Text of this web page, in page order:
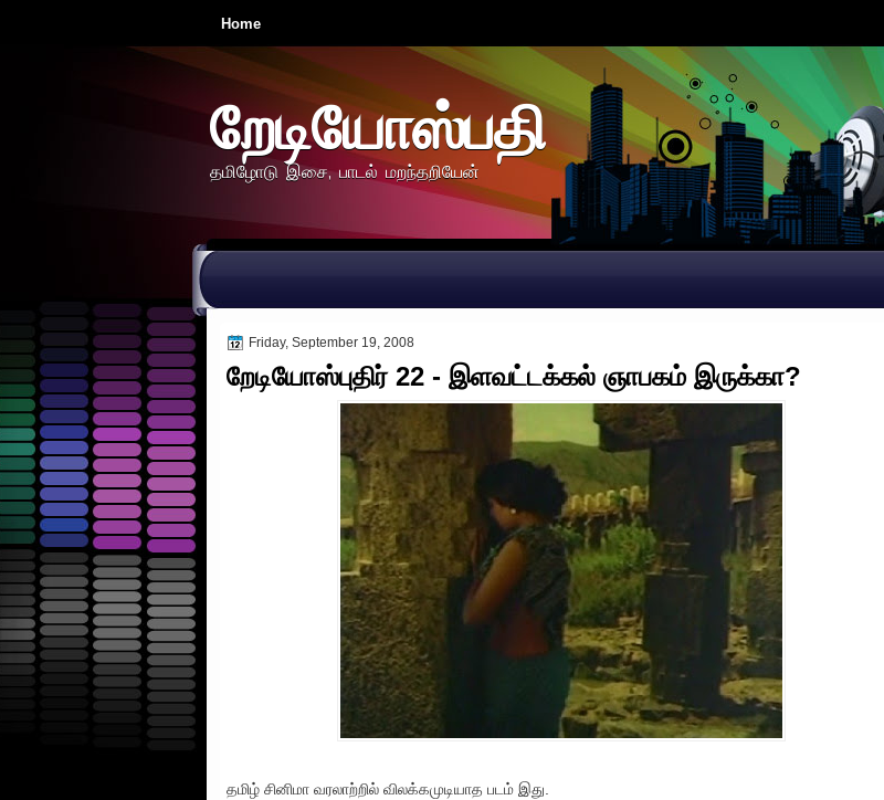
Home
றேடியோஸ்பதி
தமிழோடு இசை, பாடல் மறந்தறியேன்
Friday, September 19, 2008
றேடியோஸ்புதிர் 22 - இளவட்டக்கல் ஞாபகம் இருக்கா?
தமிழ் சினிமா வரலாற்றில் விலக்கமுடியாத படம் இது.